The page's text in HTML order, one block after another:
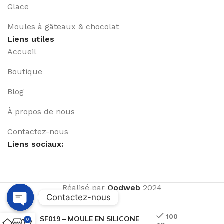
Glace
Moules à gâteaux & chocolat
Liens utiles
Accueil
Boutique
Blog
À propos de nous
Contactez-nous
Liens sociaux:
Réalisé par Qodweb2024
SF019 – MOULE EN SILICONE
100
0
Contactez-nous
Open